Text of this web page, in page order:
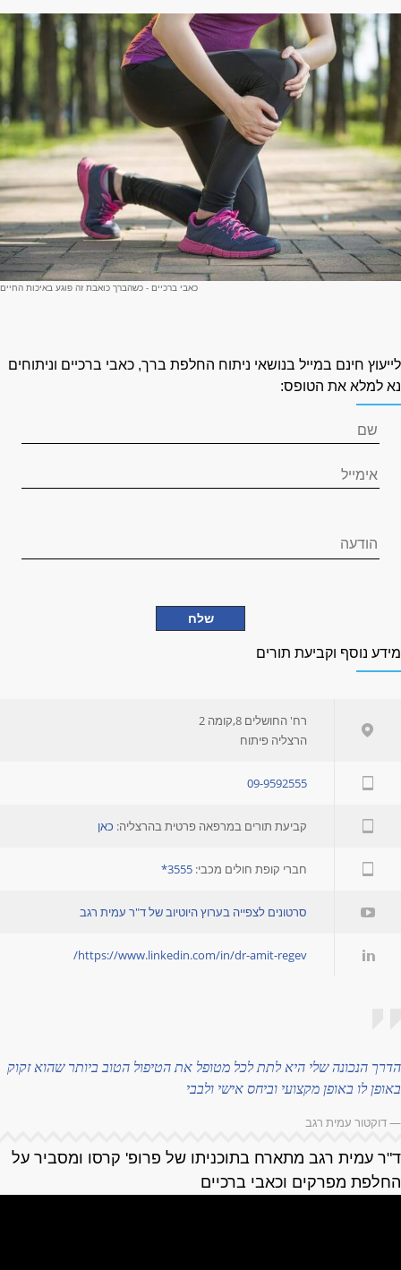
כאבי ברכיים - כשהברך כואבת זה פוגע באיכות החיים
לייעוץ חינם במייל בנושאי ניתוח החלפת ברך, כאבי ברכיים וניתוחים
נא למלא את הטופס:
מידע נוסף וקביעת תורים
רח' החושלים 8,קומה 2
הרצליה פיתוח
09-9592555
קביעת תורים במרפאה פרטית בהרצליה: כאן
חברי קופת חולים מכבי: 3555*
סרטונים לצפייה בערוץ היוטיוב של ד"ר עמית רגב
https://www.linkedin.com/in/dr-amit-regev/
הדרך הנכונה שלי היא לתת לכל מטופל את הטיפול הטוב ביותר שהוא זקוק
באופן לו באופן מקצועי וביחס אישי ולבבי
— דוקטור עמית רגב
ד"ר עמית רגב מתארח בתוכניתו של פרופ' קרסו ומסביר על
החלפת מפרקים וכאבי ברכיים